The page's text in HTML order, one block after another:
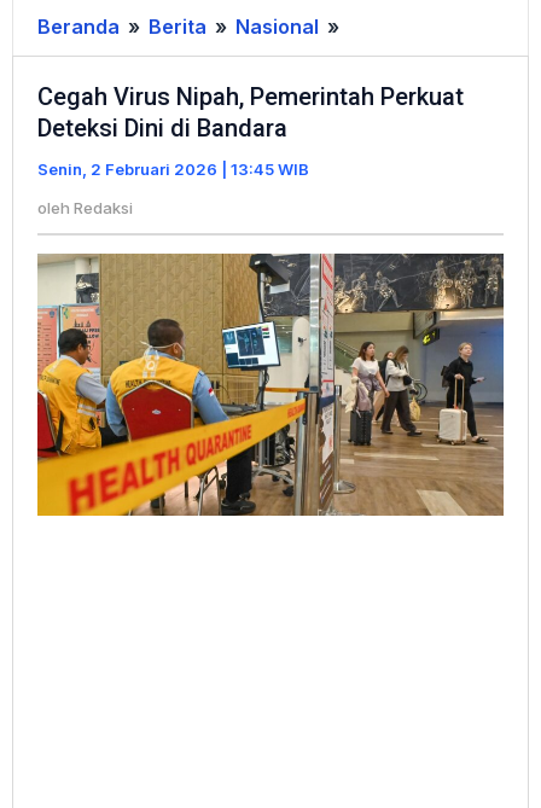
Beranda » Berita » Nasional »
Virus
Nipah,
Dini
di
Bandara
Cegah Virus Nipah, Pemerintah Perkuat
Deteksi Dini di Bandara
Senin, 2 Februari 2026 | 13:45 WIB
oleh Redaksi